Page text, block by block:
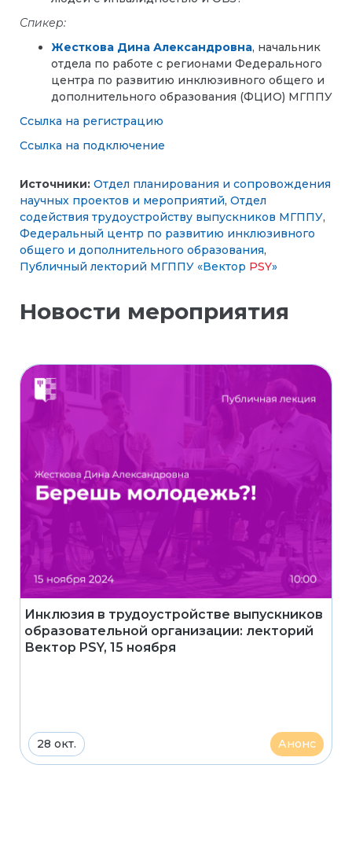
Спикер:
Жесткова Дина Александровна, начальник
отдела по работе с регионами Федерального
центра по развитию инклюзивного общего и
дополнительного образования (ФЦИО) МГППУ
Ссылка на регистрацию
Ссылка на подключение
Источники: Отдел планирования и сопровождения
научных проектов и мероприятий, Отдел
содействия трудоустройству выпускников МГППУ,
Федеральный центр по развитию инклюзивного
общего и дополнительного образования,
Публичный лекторий МГППУ «Вектор PSY»
Новости мероприятия
Инклюзия в трудоустройстве выпускников
образовательной организации: лекторий
Вектор PSY, 15 ноября
28 окт. Анонс